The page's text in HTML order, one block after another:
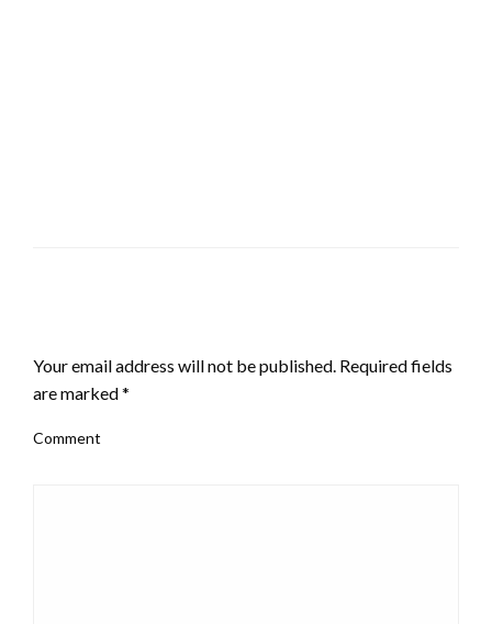
Your email address will not be published. Required fields
are marked*
Comment